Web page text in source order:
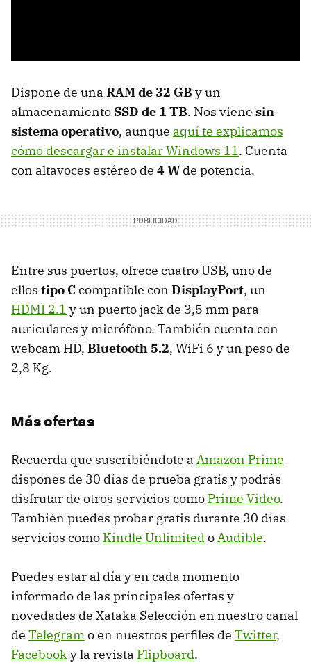
Dispone de una RAM de 32 GB y un
almacenamiento SSD de 1 TB. Nos viene sin
sistema operativo, aunque aquí te explicamos
cómo descargar e instalar Windows 11. Cuenta
con altavoces estéreo de 4 Wde potencia.
Entre sus puertos, ofrece cuatro USB, uno de
ellos tipo Ccompatible con DisplayPort, un
HDMI 2.1 y un puerto jack de 3,5 mm para
auriculares y micrófono. También cuenta con
webcam HD, Bluetooth 5.2, WiFi 6 y un peso de
2,8 Kg.
Más ofertas
Recuerda que suscribiéndote a Amazon Prime
dispones de 30 días de prueba gratis y podrás
disfrutar de otros servicios como Prime Video.
También puedes probar gratis durante 30 días
servicios como Kindle UnlimitedoAudible.
Puedes estar al día y en cada momento
informado de las principales ofertas y
novedades de Xataka Selección en nuestro canal
de Telegramo en nuestros perfiles de Twitter,
Facebooky la revista Flipboard.